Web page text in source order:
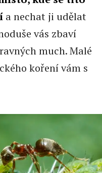
a nechat ji udělat
vás zbaví
much. Malé
koření vám s